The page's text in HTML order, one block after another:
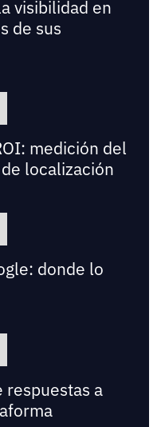
visibilidad en
de sus
medición del
localización
donde lo
respuestas a